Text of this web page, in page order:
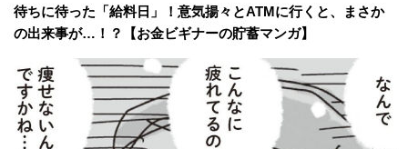
待ちに待った「給料日」！意気揚々とATMに行くと、まさか
の出来事が…！？【お金ビギナーの貯蓄マンガ】